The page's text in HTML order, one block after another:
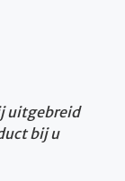
uitgebreid
bij u